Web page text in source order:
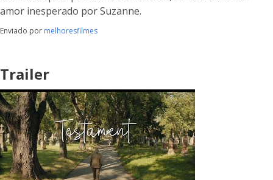
amor inesperado por Suzanne.
Enviado por melhoresfilmes
Trailer